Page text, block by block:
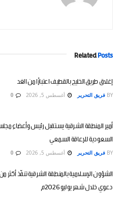
RelatedPosts
إغلاق طريق الخليج بالقطيف اعتبارًا من الغد
BY فريق التحرير أغسطس 5, 2026
أمير المنطقة الشرقية يستقبل رئيس وأعضاء
السعودية للإعاقة السمعي
BY فريق التحرير أغسطس 5, 2026
دعوي خلال شهر يوليو 2026م